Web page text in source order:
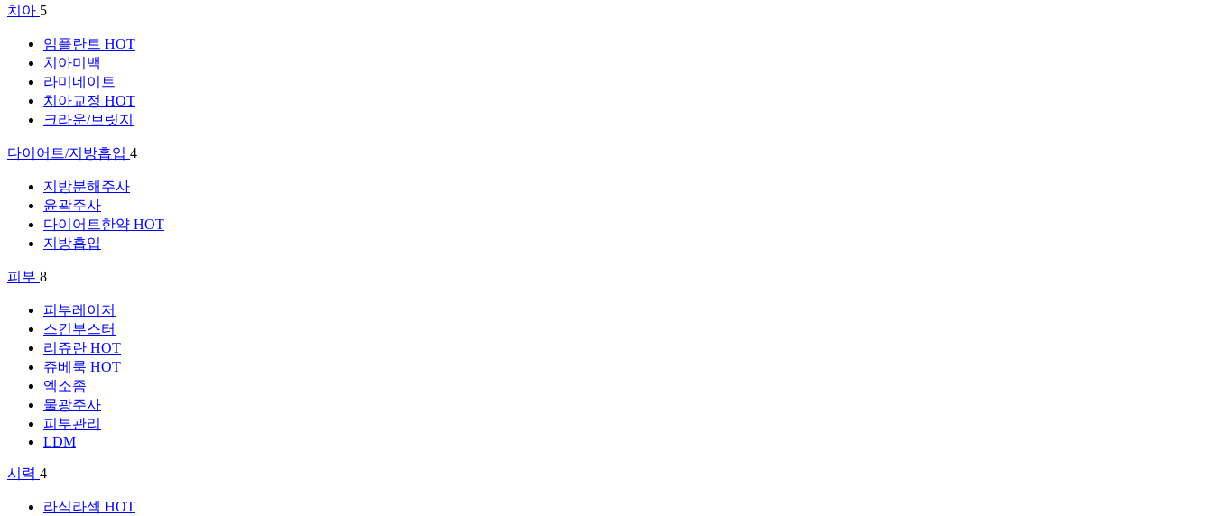
치아 5
임플란트 HOT
치아미백
라미네이트
치아교정 HOT
크라운/브릿지
다이어트/지방흡입 4
지방분해주사
윤곽주사
다이어트한약 HOT
지방흡입
피부 8
피부레이저
스킨부스터
리쥬란 HOT
쥬베룩 HOT
엑소좀
물광주사
피부관리
LDM
시력 4
라식라섹 HOT